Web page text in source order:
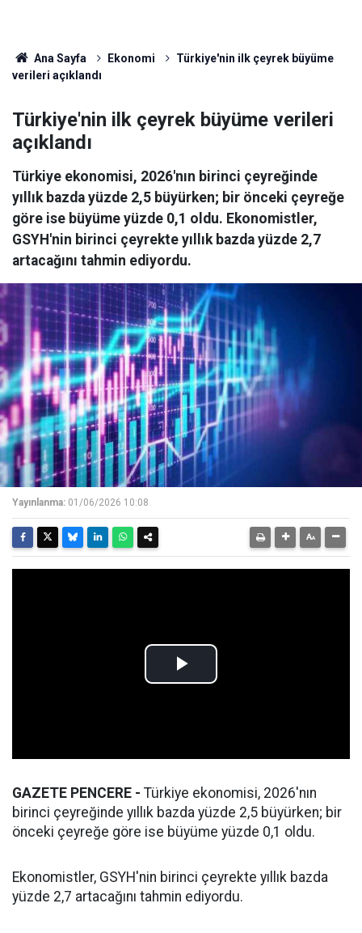
Ana Sayfa Ekonomi
Türkiye'nin ilk çeyrek büyüme
verileri açıklandı
Türkiye'nin ilk çeyrek büyüme verileri
açıklandı
Türkiye ekonomisi, 2026'nın birinci çeyreğinde
yıllık bazda yüzde 2,5 büyürken; bir önceki çeyreğe
göre ise büyüme yüzde 0,1 oldu. Ekonomistler,
GSYH'nin birinci çeyrekte yıllık bazda yüzde 2,7
artacağını tahmin ediyordu.
Yayınlanma: 01/06/2026 10:08
GAZETE PENCERE - Türkiye ekonomisi, 2026'nın
birinci çeyreğinde yıllık bazda yüzde 2,5 büyürken; bir
önceki çeyreğe göre ise büyüme yüzde 0,1 oldu.
Ekonomistler, GSYH'nin birinci çeyrekte yıllık bazda
yüzde 2,7 artacağını tahmin ediyordu.